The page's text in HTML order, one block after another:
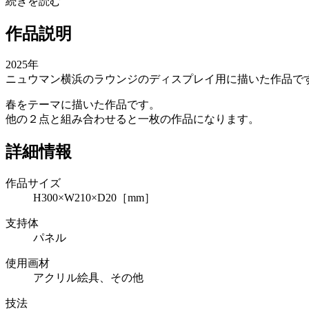
作品説明
2025年
ニュウマン横浜のラウンジのディスプレイ用に描いた作品で
春をテーマに描いた作品です。
他の２点と組み合わせると一枚の作品になります。
詳細情報
作品サイズ
H300×W210×D20［mm］
支持体
パネル
使用画材
アクリル絵具、その他
技法